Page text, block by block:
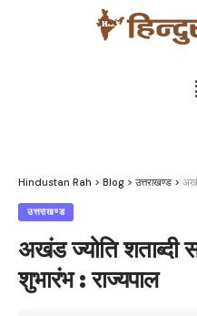
Hindustan Rah > Blog > उत्तराखण्ड > अखंड
उत्तराखण्ड
अखंड ज्योति शताब्दी
शुभारंभ : राज्यपाल